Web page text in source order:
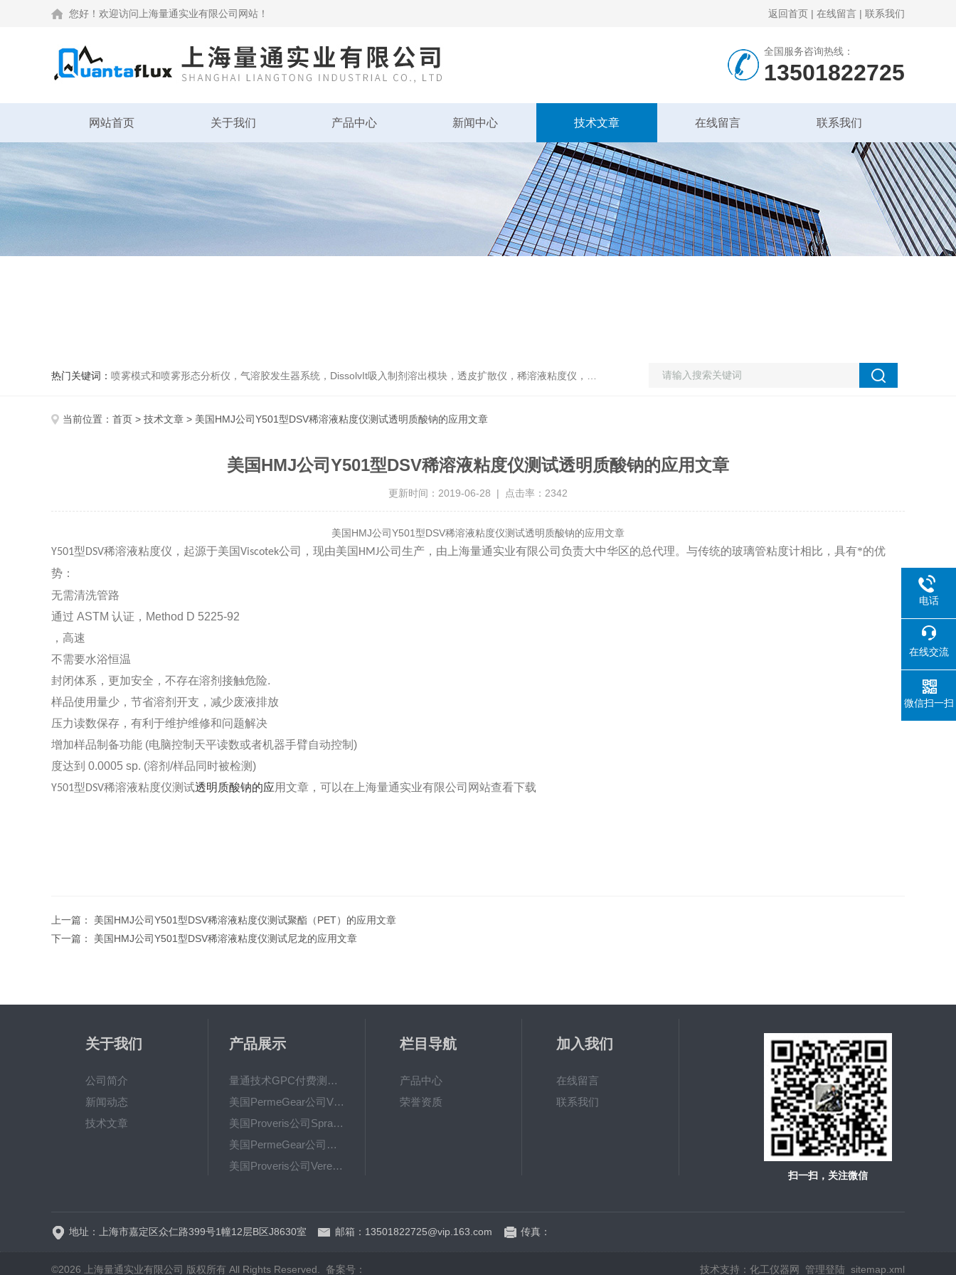
您好！欢迎访问上海量通实业有限公司网站！ 返回首页 | 在线留言 | 联系我们
全国服务咨询热线：
13501822725
网站首页 关于我们 产品中心 新闻中心 技术文章 在线留言 联系我们
热门关键词： 喷雾模式和喷雾形态分析仪，气溶胶发生器系统，DissolvIt吸入制剂溶出模块，透皮扩散仪，稀溶液粘度仪，相对粘度仪，自动触发器，高通量pMDI自动喷废系统，泵输出量和喷雾含量均匀度分析仪，粒度仪，固体表面ZETA电位分析仪，纳米粒度与ZETA电位分析仪，粉体流变仪，喷雾粒度仪
当前位置： 首页 > 技术文章 > 美国HMJ公司Y501型DSV稀溶液粘度仪测试透明质酸钠的应用文章
美国HMJ公司Y501型DSV稀溶液粘度仪测试透明质酸钠的应用文章
更新时间：2019-06-28 | 点击率：2342
美国HMJ公司Y501型DSV稀溶液粘度仪测试透明质酸钠的应用文章
Y501型DSV稀溶液粘度仪，起源于美国Viscotek公司，现由美国 HMJ公司生产，由上海量通实业有限公司负责大中华区的总代理。与传统的玻璃管粘度计相比，具有*的优
势：
无需清洗管路
通过 ASTM 认证， Method D 5225-92
，高速
不需要水浴恒温
封闭体系，更加安全，不存在溶剂接触危险.
样品使用量少，节省溶剂开支，减少废液排放
压力读数保存，有利于维护维修和问题解决
增加样品制备功能 (电脑控制天平读数或者机器手臂自动控制 )
度达到 0.0005 sp. (溶剂 /样品同时被检测)
Y501型DSV稀溶液粘度仪测试透明质酸钠的应用文章， 可以在上海量通实业有限公司网站查看下载
上一篇： 美国HMJ公司Y501型DSV稀溶液粘度仪测试聚酯（PET）的应用文章
下一篇： 美国HMJ公司Y501型DSV稀溶液粘度仪测试尼龙的应用文章
关于我们
公司简介
新闻动态
技术文章
产品展示
量通技术GPC付费测试服务/分子量测试
美国PermeGear公司V系列垂直型透皮扩散仪
美国Proveris公司SprayVIEW喷雾模式和喷雾形态分析仪
美国PermeGear公司H系列水平式透皮扩散仪
美国Proveris公司Vereo系列自动触发器
栏目导航
产品中心
荣誉资质
加入我们
在线留言
联系我们
扫一扫，关注微信
地址：上海市嘉定区众仁路399号1幢12层B区J8630室 邮箱：13501822725@vip.163.com 传真：
©2026 上海量通实业有限公司 版权所有 All Rights Reserved. 备案号： 技术支持： 化工仪器网 管理登陆 sitemap.xml
电话
在线交流
微信扫一扫